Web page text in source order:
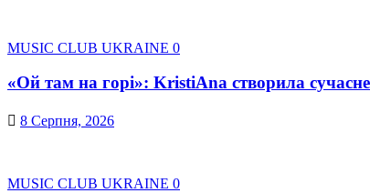
MUSIC CLUB UKRAINE 0
«Ой там на горі»: KristiAna створила сучасне
8 Серпня, 2026
MUSIC CLUB UKRAINE 0